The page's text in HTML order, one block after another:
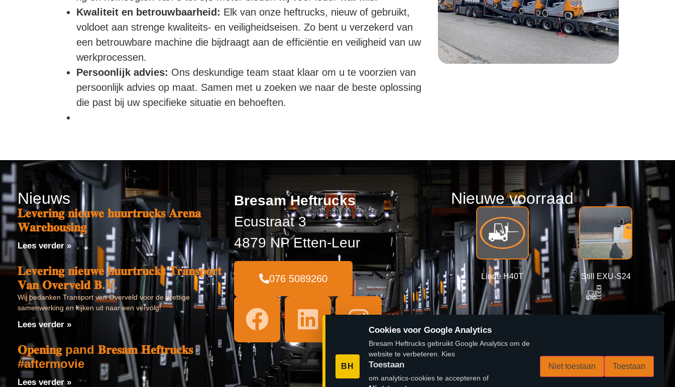
Kwaliteit en betrouwbaarheid: Elk van onze heftrucks, nieuw of gebruikt,
voldoet aan strenge kwaliteits- en veiligheidseisen. Zo bent u verzekerd van
een betrouwbare machine die bijdraagt aan de efficiëntie en veiligheid van uw
werkprocessen.
Persoonlijk advies: Ons deskundige team staat klaar om u te voorzien van
persoonlijk advies op maat. Samen met u zoeken we naar de beste oplossing
die past bij uw specifieke situatie en behoeften.
Nieuws
𝐋𝐞𝐯𝐞𝐫𝐢𝐧𝐠 𝐧𝐢𝐞𝐮𝐰𝐞 𝐡𝐮𝐮𝐫𝐭𝐫𝐮𝐜𝐤𝐬 𝐀𝐫𝐞𝐧𝐚
𝐖𝐚𝐫𝐞𝐡𝐨𝐮𝐬𝐢𝐧𝐠
Lees verder »
𝐋𝐞𝐯𝐞𝐫𝐢𝐧𝐠 𝐧𝐢𝐞𝐮𝐰𝐞 𝐡𝐮𝐮𝐫𝐭𝐫𝐮𝐜𝐤𝐬 𝐓𝐫𝐚𝐧𝐬𝐩𝐨𝐫𝐭
𝐕𝐚𝐧 𝐎𝐯𝐞𝐫𝐯𝐞𝐥𝐝 𝐁.𝐕.
Wij bedanken Transport van Overveld voor de prettige
samenwerking en kijken uit naar een vervolg!
Lees verder »
𝐎𝐩𝐞𝐧𝐢𝐧𝐠 pand 𝐁𝐫𝐞𝐬𝐚𝐦 𝐇𝐞𝐟𝐭𝐫𝐮𝐜𝐤𝐬
#aftermovie
Lees verder »
Bresam Heftrucks
Ecustraat 3
4879 NP Etten-Leur
076 5089260
Nieuwe voorraad
Linde H40T Still EXU-S24
BH
Cookies voor Google Analytics
Bresam Heftrucks gebruikt Google Analytics om de
website te verbeteren. Kies
Toestaan
om analytics-cookies te accepteren of
Niet toestaan Toestaan